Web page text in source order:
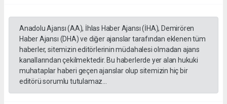
Anadolu Ajansı (AA), İhlas Haber Ajansı (İHA), Demirören
Haber Ajansı (DHA) ve diğer ajanslar tarafından eklenen tüm
haberler, sitemizin editörlerinin müdahalesi olmadan ajans
kanallarından çekilmektedir. Bu haberlerde yer alan hukuki
muhataplar haberi geçen ajanslar olup sitemizin hiç bir
editörü sorumlu tutulamaz...